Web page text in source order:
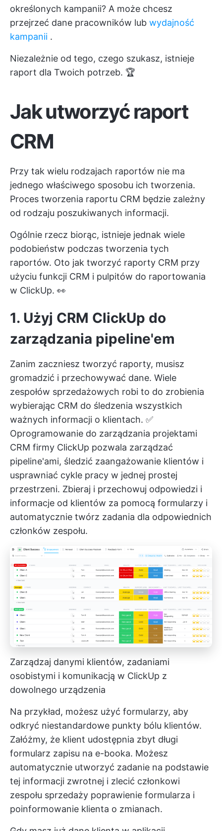
określonych kampanii? A może chcesz
przejrzeć dane pracowników lub wydajność
kampanii .
Niezależnie od tego, czego szukasz, istnieje
raport dla Twoich potrzeb. 🏆
Jak utworzyć raport
CRM
Przy tak wielu rodzajach raportów nie ma
jednego właściwego sposobu ich tworzenia.
Proces tworzenia raportu CRM będzie zależny
od rodzaju poszukiwanych informacji.
Ogólnie rzecz biorąc, istnieje jednak wiele
podobieństw podczas tworzenia tych
raportów. Oto jak tworzyć raporty CRM przy
użyciu funkcji CRM i pulpitów do raportowania
w ClickUp. 👀
1. Użyj CRM ClickUp do
zarządzania pipeline'em
Zanim zaczniesz tworzyć raporty, musisz
gromadzić i przechowywać dane. Wiele
zespołów sprzedażowych robi to do zrobienia
wybierając CRM do śledzenia wszystkich
ważnych informacji o klientach. ✅
Oprogramowanie do zarządzania projektami
CRM firmy ClickUp pozwala zarządzać
pipeline'ami, śledzić zaangażowanie klientów i
usprawniać cykle pracy w jednej prostej
przestrzeni. Zbieraj i przechowuj odpowiedzi i
informacje od klientów za pomocą formularzy i
automatycznie twórz zadania dla odpowiednich
członków zespołu.
Zarządzaj danymi klientów, zadaniami
osobistymi i komunikacją w ClickUp z
dowolnego urządzenia
Na przykład, możesz użyć formularzy, aby
odkryć niestandardowe punkty bólu klientów.
Załóżmy, że klient udostępnia zbyt długi
formularz zapisu na e-booka. Możesz
automatycznie utworzyć zadanie na podstawie
tej informacji zwrotnej i zlecić członkowi
zespołu sprzedaży poprawienie formularza i
poinformowanie klienta o zmianach.